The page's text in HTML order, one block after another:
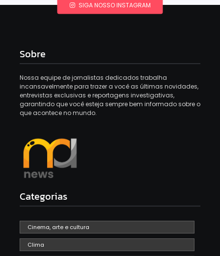
SIGA NOSSO INSTAGRAM
Sobre
Nossa equipe de jornalistas dedicados trabalha
incansavelmente para trazer a você as últimas novidades,
entrevistas exclusivas e reportagens investigativas,
garantindo que você esteja sempre bem informado sobre o
que acontece no mundo.
Categorias
Cinema, arte e cultura
Clima